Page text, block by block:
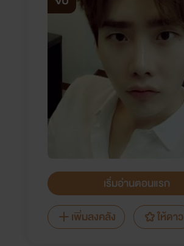
เริ่มอ่านตอนแรก
เพิ่มลงคลัง
ให้ดาว